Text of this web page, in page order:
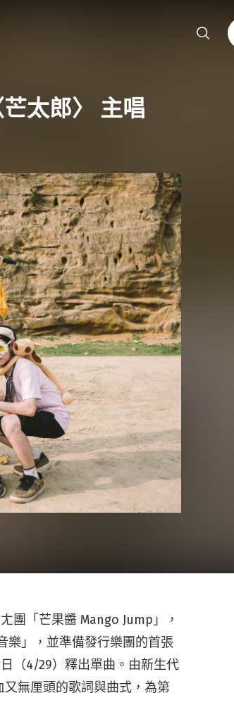
太郎〉 主唱
團「芒果醬 Mango Jump」，
樂」，並準備發行樂團的首張
（4/29）釋出單曲。由新生代
無厘頭的歌詞與曲式，為第